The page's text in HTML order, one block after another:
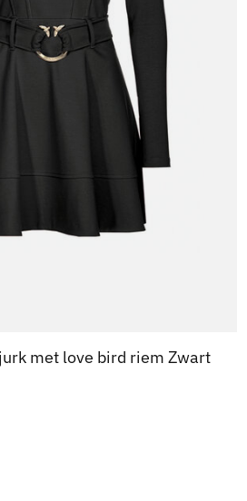
met love bird riem Zwart